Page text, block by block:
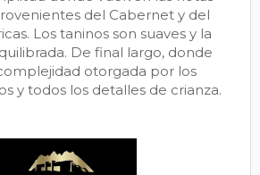
del Cabernet y del
Los taninos son suaves y la
De final largo, donde
otorgada por los
y todos los detalles de crianza.